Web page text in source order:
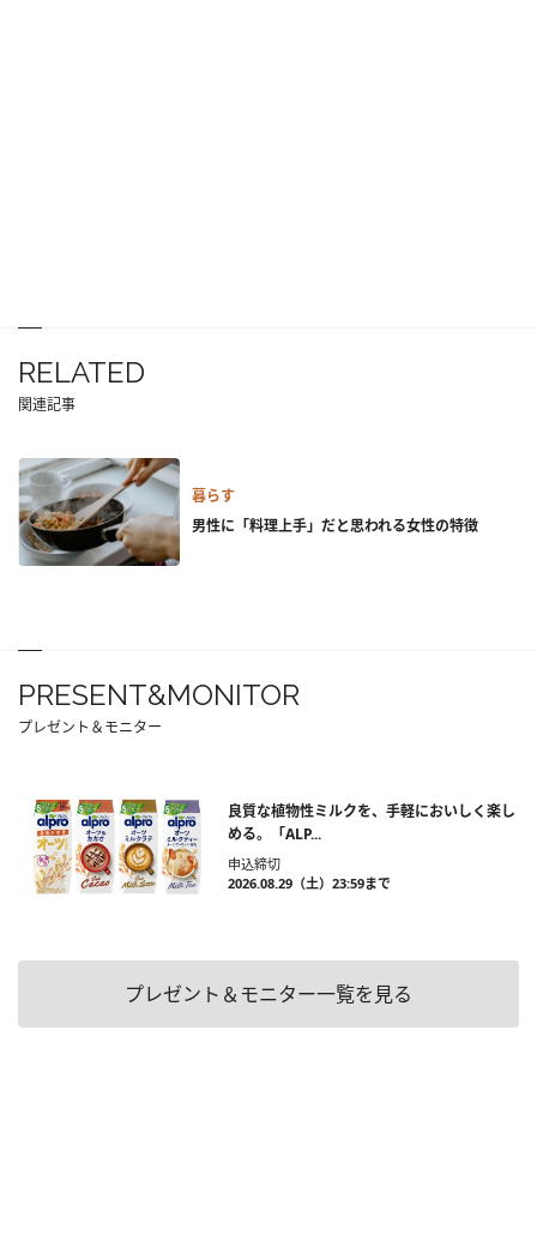
RELATED
関連記事
暮らす
男性に「料理上手」だと思われる女性の特徴
PRESENT&MONITOR
プレゼント＆モニター
良質な植物性ミルクを、手軽においしく楽し
める。「ALP...
申込締切
2026.08.29（土）23:59まで
プレゼント＆モニター一覧を見る